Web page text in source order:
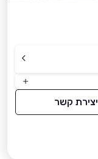
יצירת קשר